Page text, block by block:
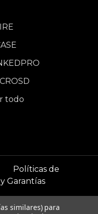
todo
Políticas de
Garantías
similares) para